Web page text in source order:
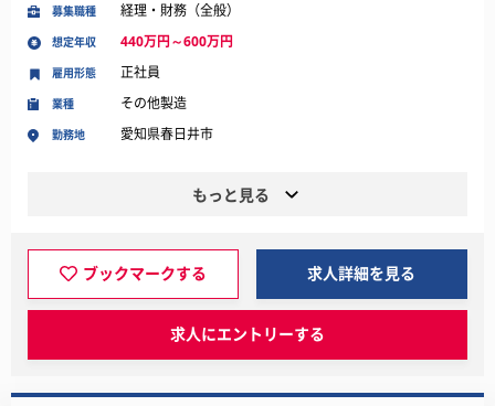
募集職種 経理・財務（全般）
想定年収 440万円～600万円
業種 その他製造
勤務地 愛知県春日井市
雇用形態 正社員
もっと見る
ブックマークする 求人詳細を見る
求人にエントリーする